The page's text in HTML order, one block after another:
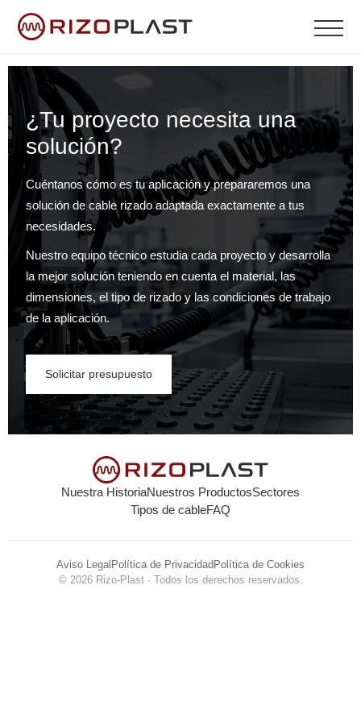
Poltica de Privacidad
¿Tu proyecto necesita una
solución?
Cuéntanos cómo es tu aplicación y prepararemos una
solución de cable rizado adaptada exactamente a tus
necesidades.
Nuestro equipo técnico estudia cada proyecto y desarrolla
la mejor solución teniendo en cuenta el material, las
dimensiones, el tipo de rizado y las condiciones de trabajo
de la aplicación.
Solicitar presupuesto
Nuestra HistoriaNuestros ProductosSectores
Tipos de cableFAQ
Aviso Legal Política de Privacidad Política de Cookies
© 2026 Rizo-Plast · Todos los derechos reservados.